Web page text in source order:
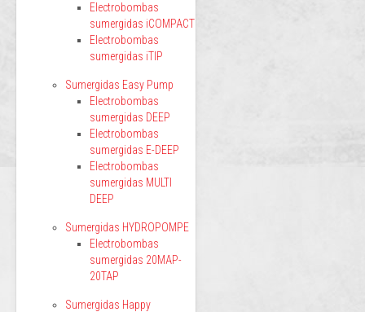
Electrobombas
sumergidas iCOMPACT
Electrobombas
sumergidas iTIP
Sumergidas Easy Pump
Electrobombas
sumergidas DEEP
Electrobombas
sumergidas E-DEEP
Electrobombas
sumergidas MULTI
DEEP
Sumergidas HYDROPOMPE
Electrobombas
sumergidas 20MAP-
20TAP
Sumergidas Happy